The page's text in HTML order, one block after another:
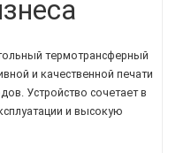
термотрансферный
и качественной печати
Устройство сочетает в
и высокую